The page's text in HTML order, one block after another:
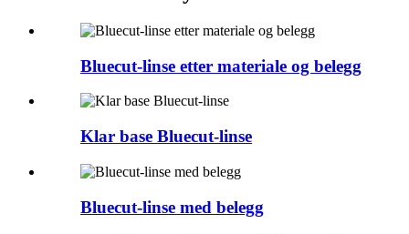
Bluecut-linse etter materiale og belegg
Klar base Bluecut-linse
Bluecut-linse med belegg